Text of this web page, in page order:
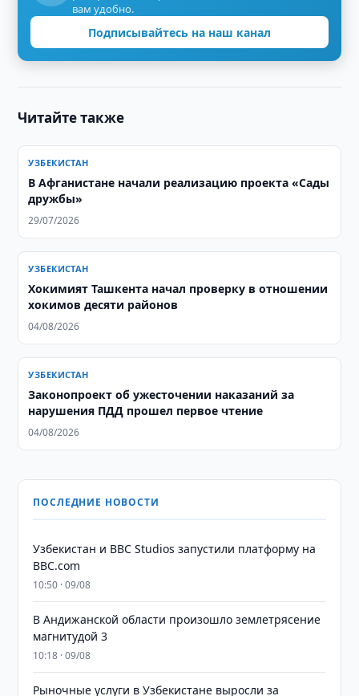
вам удобно.
Подписывайтесь на наш канал
Читайте также
УЗБЕКИСТАН
В Афганистане начали реализацию проекта «Сады
дружбы»
29/07/2026
УЗБЕКИСТАН
Хокимият Ташкента начал проверку в отношении
хокимов десяти районов
04/08/2026
УЗБЕКИСТАН
Законопроект об ужесточении наказаний за
нарушения ПДД прошел первое чтение
04/08/2026
ПОСЛЕДНИЕ НОВОСТИ
Узбекистан и BBC Studios запустили платформу на
BBC.com
10:50 · 09/08
В Андижанской области произошло землетрясение
магнитудой 3
10:18 · 09/08
Рыночные услуги в Узбекистане выросли за